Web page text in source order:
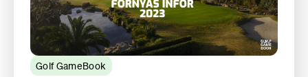
Golf GameBook